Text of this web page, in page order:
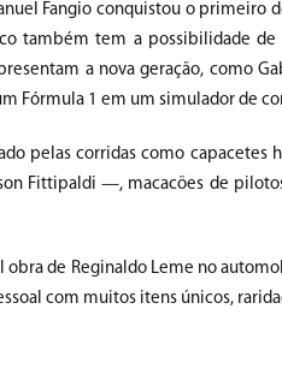
Fangio conquistou o primeiro
também tem a possibilidade de
a nova geração, como
Fórmula 1 em um simulador de
pelas corridas como
Fittipaldi —, macacões de
de Reginaldo Leme no
com muitos itens únicos,